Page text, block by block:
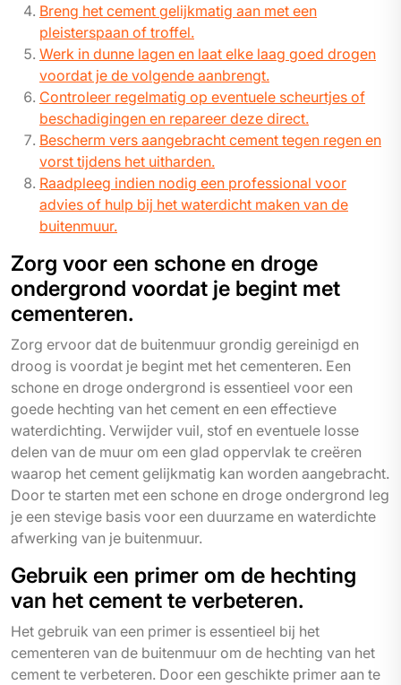
Breng het cement gelijkmatig aan met een
pleisterspaan of troffel.
Werk in dunne lagen en laat elke laag goed drogen
voordat je de volgende aanbrengt.
Controleer regelmatig op eventuele scheurtjes of
beschadigingen en repareer deze direct.
Bescherm vers aangebracht cement tegen regen en
vorst tijdens het uitharden.
Raadpleeg indien nodig een professional voor
advies of hulp bij het waterdicht maken van de
buitenmuur.
Zorg voor een schone en droge
ondergrond voordat je begint met
cementeren.
Zorg ervoor dat de buitenmuur grondig gereinigd en
droog is voordat je begint met het cementeren. Een
schone en droge ondergrond is essentieel voor een
goede hechting van het cement en een effectieve
waterdichting. Verwijder vuil, stof en eventuele losse
delen van de muur om een glad oppervlak te creëren
waarop het cement gelijkmatig kan worden aangebracht.
Door te starten met een schone en droge ondergrond leg
je een stevige basis voor een duurzame en waterdichte
afwerking van je buitenmuur.
Gebruik een primer om de hechting
van het cement te verbeteren.
Het gebruik van een primer is essentieel bij het
cementeren van de buitenmuur om de hechting van het
cement te verbeteren. Door een geschikte primer aan te